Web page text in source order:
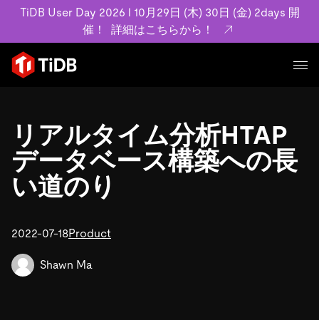
TiDB User Day 2026 l 10月29日 (木) 30日 (金) 2days 開
催！
詳細はこちらから！
プロダクト
MySQL互換の分散データベースで高可用性と水平スケー
ラビリティを備え大規模データをリアルタイムで処理でき
ます。
詳細はこちら
プラン
TiDB Cloud
ユースケース
事例記事
お客様事例やユーザーによる検証結果の記事などを紹介し
ています。
フィンテック
リソース
ブログ
アーカイブ動画
会社概要
規約類
リアルタイム分析HTAP
データベース構築への長
い道のり
2022-07-18Product
Shawn Ma